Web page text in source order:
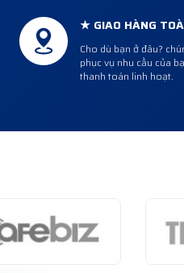
★ GIAO HÀNG
Cho dù bạn ở đâu?
phục vụ nhu cầu của
thanh toán linh hoạt.